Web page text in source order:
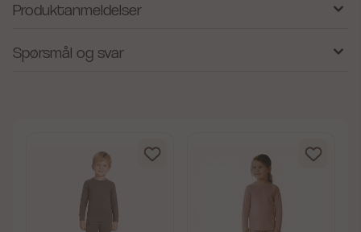
Produktanmeldelser
Spørsmål og svar